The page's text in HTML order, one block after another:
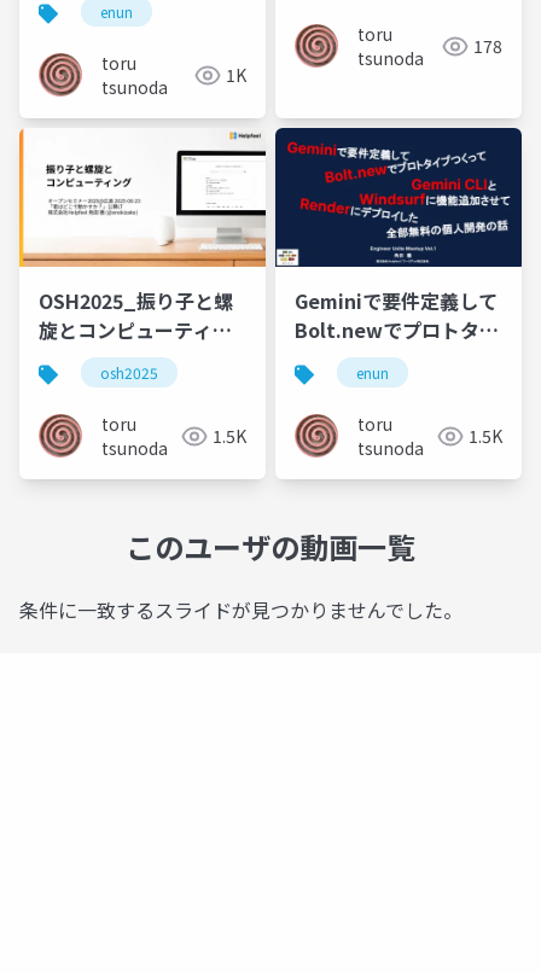
enun
toru
tsunoda
1K
toru
tsunoda
178
OSH2025_振り子と螺
旋とコンピューティン
グ
osh2025
toru
tsunoda
1.5K
Geminiで要件定義して
Bolt.newでプロトタイ
プつくってGemini CLI
とWindsurfに機能追加
させてRenderにデプロ
イした全部無料の個人
開発の話
enun
toru
tsunoda
1.5K
このユーザの動画一覧
条件に一致するスライドが見つかりませんでした。